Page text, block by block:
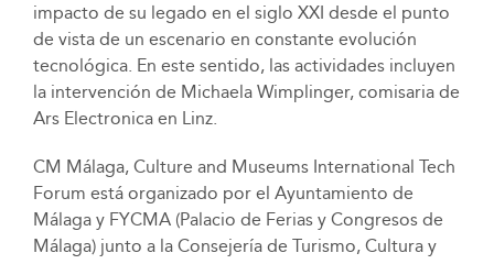
impacto de su legado en el siglo XXI desde el punto
de vista de un escenario en constante evolución
tecnológica. En este sentido, las actividades incluyen
la intervención de Michaela Wimplinger, comisaria de
Ars Electronica en Linz.
CM Málaga, Culture and Museums International Tech
Forum está organizado por el Ayuntamiento de
Málaga y FYCMA (Palacio de Ferias y Congresos de
Málaga) junto a la Consejería de Turismo, Cultura y